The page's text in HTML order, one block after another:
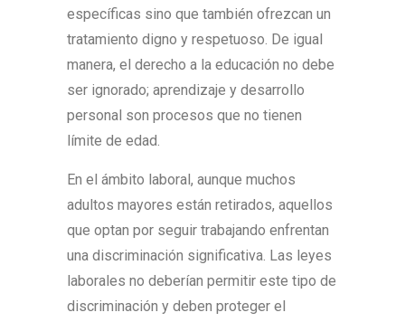
específicas sino que también ofrezcan un
tratamiento digno y respetuoso. De igual
manera, el derecho a la educación no debe
ser ignorado; aprendizaje y desarrollo
personal son procesos que no tienen
límite de edad.
En el ámbito laboral, aunque muchos
adultos mayores están retirados, aquellos
que optan por seguir trabajando enfrentan
una discriminación significativa. Las leyes
laborales no deberían permitir este tipo de
discriminación y deben proteger el